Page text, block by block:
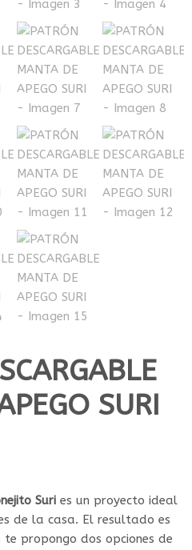
SURI
Suri es un proyecto ideal
de la casa. El resultado es
propongo dos opciones de